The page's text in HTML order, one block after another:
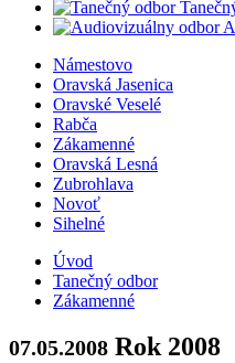
Námestovo
Oravská Jasenica
Oravské Veselé
Rabča
Zákamenné
Oravská Lesná
Zubrohlava
Novoť
Sihelné
Úvod
Tanečný odbor
Zákamenné
07.05.2008 Rok 2008